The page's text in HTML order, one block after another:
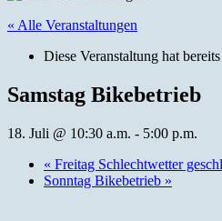
« Alle Veranstaltungen
Diese Veranstaltung hat
Samstag Bikebetrieb
18. Juli @ 10:30 a.m. - 5:00 p.m.
« Freitag Schlechtwetter
Sonntag Bikebetrieb »